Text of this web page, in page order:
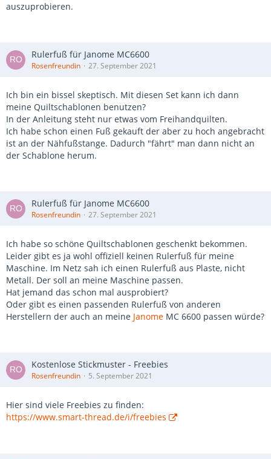
auszuprobieren.
Rulerfuß für Janome MC6600
Rosenfreundin 27. September 2021
Ich bin ein bissel skeptisch. Mit diesen Set kann ich dann
meine Quiltschablonen benutzen?
In der Anleitung steht nur etwas vom Freihandquilten.
Ich habe schon einen Fuß gekauft der aber zu hoch angebracht
ist an der Nähfußstange. Dadurch "fährt" man dann nicht an
der Schablone herum.
Rulerfuß für Janome MC6600
Rosenfreundin 27. September 2021
Ich habe so schöne Quiltschablonen geschenkt bekommen.
Leider gibt es ja wohl offiziell keinen Rulerfuß für meine
Maschine. Im Netz sah ich einen Rulerfuß aus Plaste, nicht
Metall. Der soll an meine Maschine passen.
Hat jemand das schon mal ausprobiert?
Oder gibt es einen passenden Rulerfuß von anderen
Herstellern der auch an meine Janome MC 6600 passen würde?
Kostenlose Stickmuster - Freebies
Rosenfreundin 5. September 2021
Hier sind viele Freebies zu finden:
https://www.smart-thread.de/i/freebies